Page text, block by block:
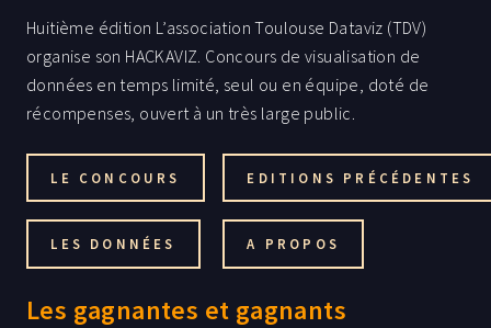
Huitième édition L’association Toulouse Dataviz (TDV)
organise son HACKAVIZ. Concours de visualisation de
données en temps limité, seul ou en équipe, doté de
récompenses, ouvert à un très large public.
LE CONCOURS
LES DONNÉES
EDITIONS PRÉCÉDENTES
A PROPOS
Les gagnantes et gagnants